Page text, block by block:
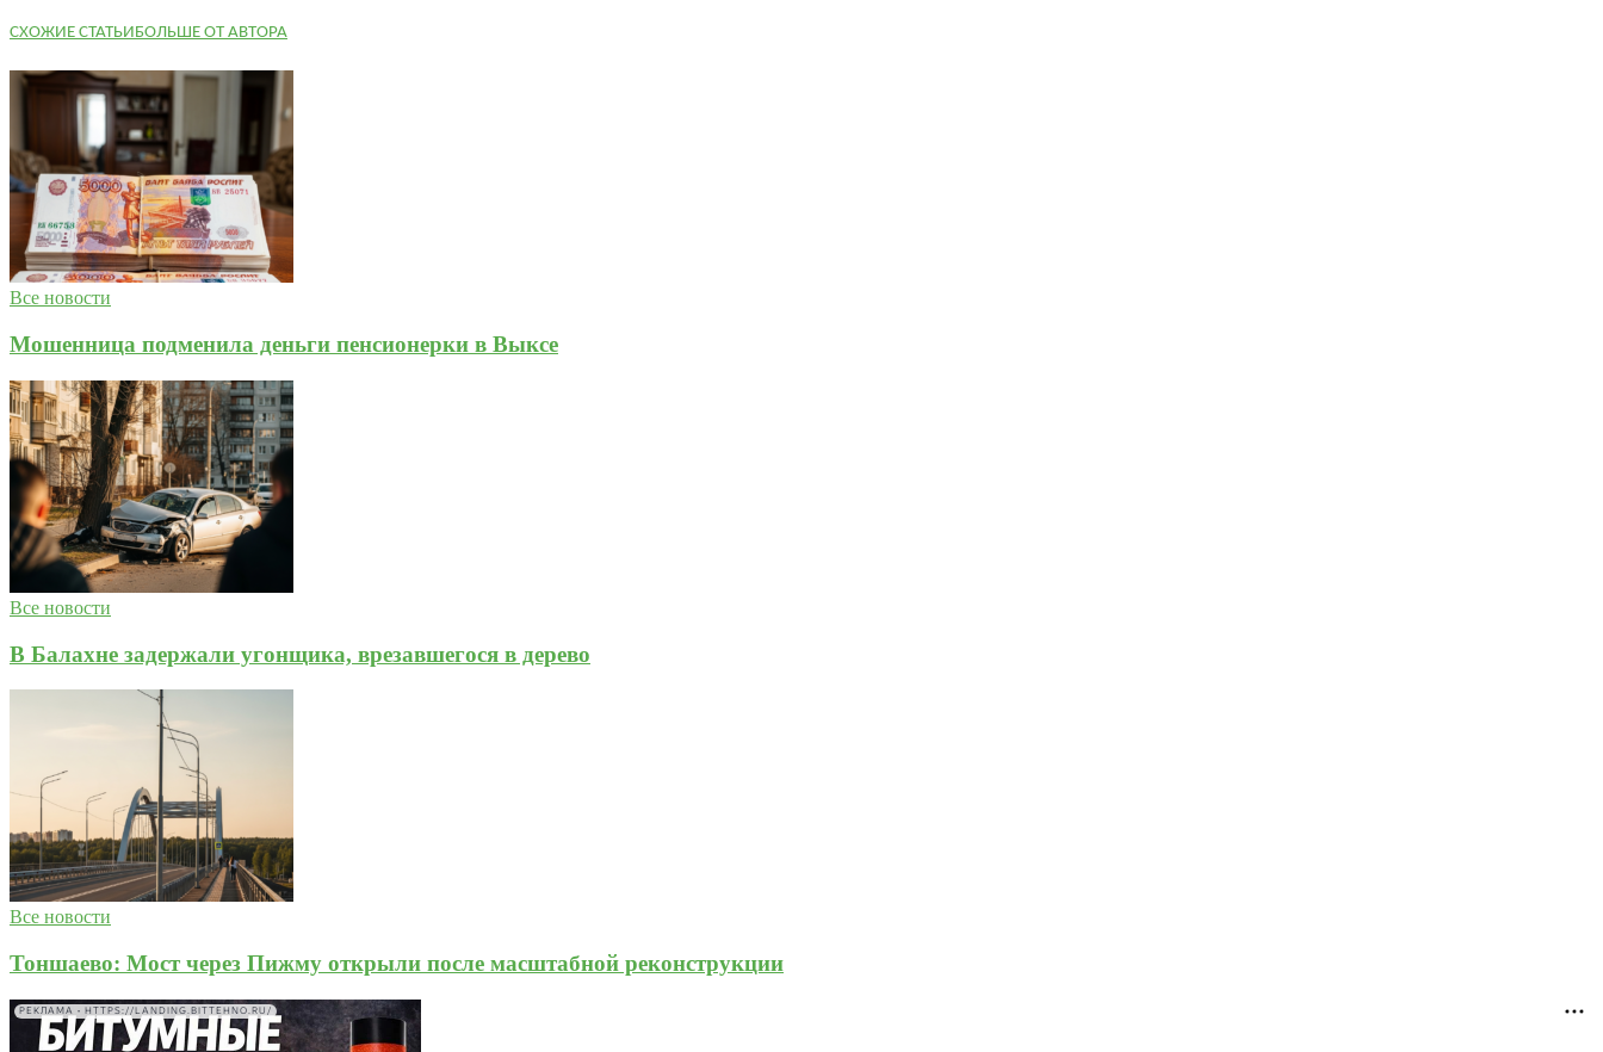
СХОЖИЕ СТАТЬИБОЛЬШЕ ОТ АВТОРА
Все новости
Мошенница подменила деньги пенсионерки в Выксе
Все новости
В Балахне задержали угонщика, врезавшегося в дерево
Все новости
Тоншаево: Мост через Пижму открыли после масштабной реконструкции
РЕКЛАМА • HTTPS://LANDING.BITTEHNO.RU/